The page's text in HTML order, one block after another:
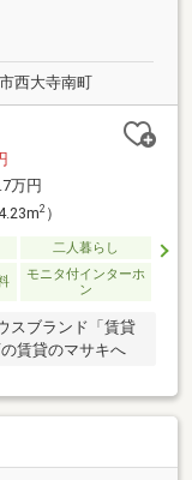
西大寺南町
万円
2）
二人暮らし
モニタ付インターホ
ン
スブランド「賃貸
賃貸のマサキへ